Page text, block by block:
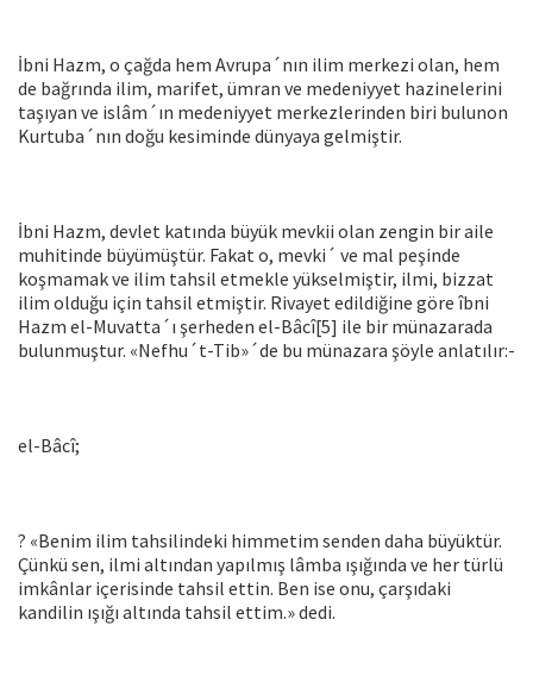
İbni Hazm, o çağda hem Avrupa´nın ilim merkezi olan, hem
de bağrında ilim, marifet, ümran ve medeniyyet hazinelerini
taşıyan ve islâm´ın medeniyyet merkezlerinden biri bulunon
Kurtuba´nın doğu kesiminde dünyaya gelmiştir.
İbni Hazm, devlet katında büyük mevkii olan zengin bir aile
muhitinde büyümüştür. Fakat o, mevki´ ve mal peşinde
koşmamak ve ilim tahsil etmekle yükselmiştir, ilmi, bizzat
ilim olduğu için tah­sil etmiştir. Rivayet edildiğine göre îbni
Hazm el-Muvatta´ı şerheden el-Bâcî[5] ile bir münazarada
bulunmuştur. «Nefhu´t-Tib»´de bu münazara şöyle anlatılır:-
el-Bâcî;
? «Benim ilim tahsilindeki himmetim senden daha büyüktür.
Çünkü sen, ilmi altından yapılmış lâmba ışığında ve her türlü
im­kânlar içerisinde tahsil ettin. Ben ise onu, çarşıdaki
kandilin ışığı al­tında tahsil ettim.» dedi.